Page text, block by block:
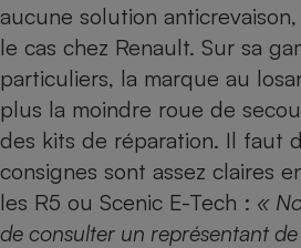
aucune solution
le cas chez Renault. Sur sa
particuliers, la marque au
plus la moindre roue de
des kits de réparation. Il faut
consignes sont assez claires
les R5 ou Scenic E-Tech : «
de consulter un représentant